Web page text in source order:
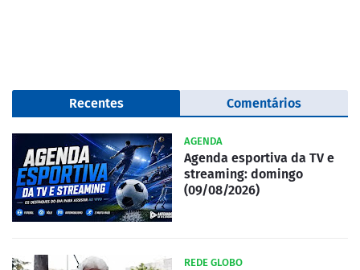
Recentes Comentários
AGENDA
Agenda esportiva da TV e
streaming: domingo
(09/08/2026)
REDE GLOBO